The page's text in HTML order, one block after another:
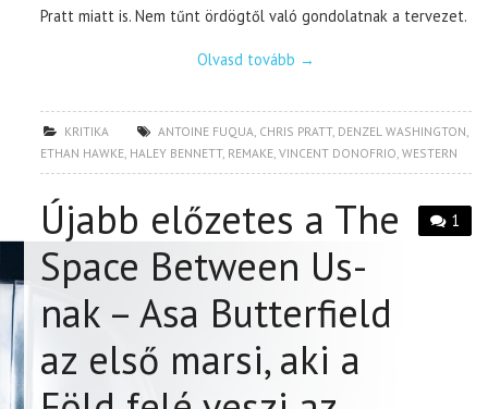
Pratt miatt is. Nem tűnt ördögtől való gondolatnak a tervezet.
Olvasd tovább →
KRITIKA ANTOINE FUQUA CHRIS PRATT, DENZEL WASHINGTON
ETHAN HAWKE HALEY BENNETT, REMAKE ,VINCENT DONOFRIO ,WESTERN
1
Újabb előzetes a The
Space Between Us-
nak – Asa Butterfield
az első marsi, aki a